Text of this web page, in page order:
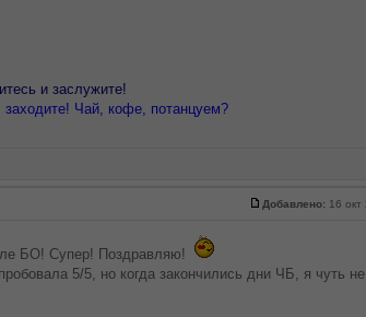
и заслужите!
заходите! Чай, кофе, потанцуем?
Добавлено:16 окт
БО! Супер! Поздравляю!
5/5, но когда закончились дни ЧБ, я чуть